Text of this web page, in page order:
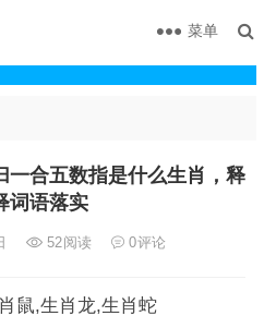
菜单
一合五数指是什么生肖，释
词语落实
52阅读 0评论
鼠,生肖龙,生肖蛇